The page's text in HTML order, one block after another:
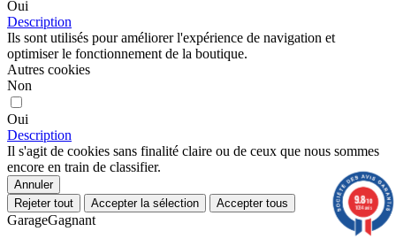
Oui
Description
Ils sont utilisés pour améliorer l'expérience de navigation et
optimiser le fonctionnement de la boutique.
Autres cookies
Non
Oui
Description
Il s'agit de cookies sans finalité claire ou de ceux que nous sommes
encore en train de classifier.
Annuler
Rejeter tout
Accepter la sélection Accepter tous
GarageGagnant
9.8/10
1034 avis